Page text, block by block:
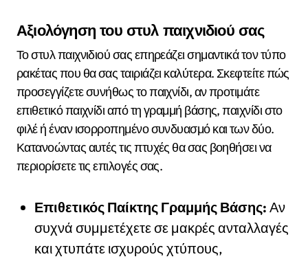
Αξιολόγηση του στυλ παιχνιδιού σας
Το στυλ παιχνιδιού σας επηρεάζει σημαντικά τον τύπο
ρακέτας που θα σας ταιριάζει καλύτερα. Σκεφτείτε πώς
προσεγγίζετε συνήθως το παιχνίδι, αν προτιμάτε
επιθετικό παιχνίδι από τη γραμμή βάσης, παιχνίδι στο
φιλέ ή έναν ισορροπημένο συνδυασμό και των δύο.
Κατανοώντας αυτές τις πτυχές θα σας βοηθήσει να
περιορίσετε τις επιλογές σας.
Επιθετικός Παίκτης Γραμμής Βάσης: Αν
συχνά συμμετέχετε σε μακρές ανταλλαγές
και χτυπάτε ισχυρούς χτύπους,